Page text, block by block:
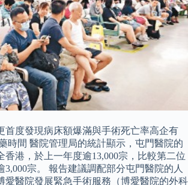
首度發現病床額爆滿與手術死亡率高企有
時間 醫院管理局的統計顯示，屯門醫院的
香港，於上一年度逾13,000宗，比較第二位
3,000宗。 報告建議調配部分屯門醫院的人
愛醫院發展緊急手術服務（博愛醫院的外科